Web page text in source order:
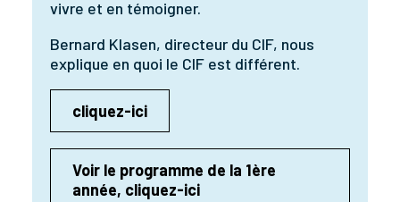
vivre et en témoigner.
Bernard Klasen, directeur du CIF, nous
explique en quoi le CIF est différent.
cliquez-ici
Voir le programme de la 1ère
année, cliquez-ici